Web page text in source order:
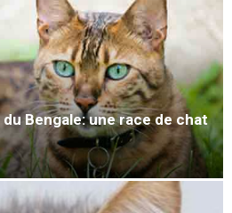
Bengale: une race de chat